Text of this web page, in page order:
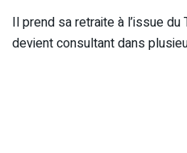
Il prend sa retraite à l’issue
devient consultant dans